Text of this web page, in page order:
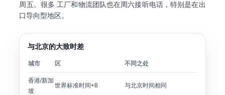
周五。很多 工厂和物流团队也在周六接听电话，特别是在出
口导向型地区。
与北京的大致时差
城市 区 不同之处
香港/新加
坡
世界标准时间+8 与北京时间相同